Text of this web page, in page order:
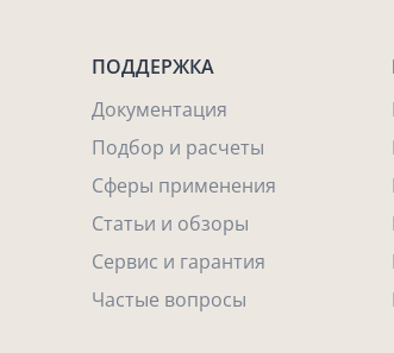
ПОДДЕРЖКА
Документация
Подбор и расчеты
Сферы применения
Статьи и обзоры
Сервис и гарантия
Частые вопросы